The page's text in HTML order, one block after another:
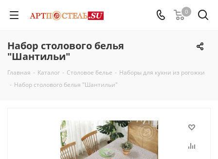
0
Набор столового белья
"Шантильи"
Главная - Каталог - Столовое белье - Наборы для кухни из рогожки
- Набор столового белья "Шантильи"